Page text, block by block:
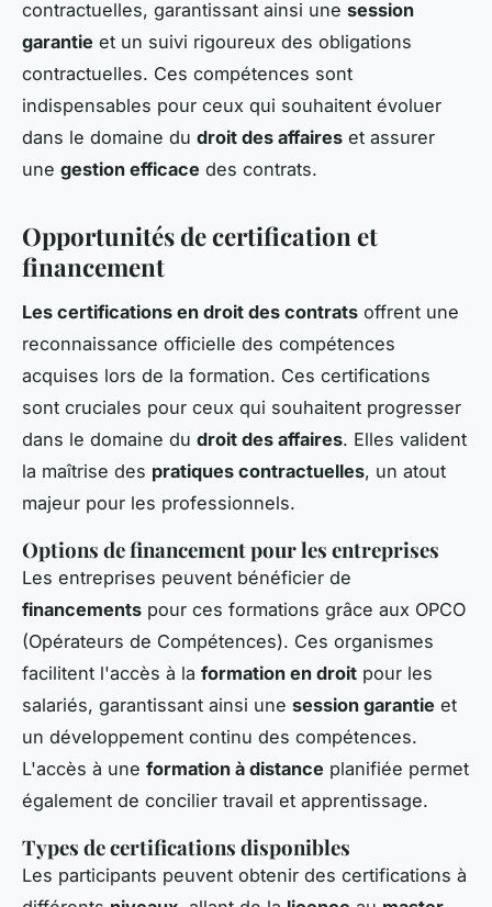
contractuelles, garantissant ainsi une session
garantie et un suivi rigoureux des obligations
contractuelles. Ces compétences sont
indispensables pour ceux qui souhaitent évoluer
dans le domaine du droit des affaires et assurer
une gestion efficace des contrats.
Opportunités de certification et
financement
Les certifications en droit des contrats offrent une
reconnaissance officielle des compétences
acquises lors de la formation. Ces certifications
sont cruciales pour ceux qui souhaitent progresser
dans le domaine du droit des affaires. Elles valident
la maîtrise des pratiques contractuelles, un atout
majeur pour les professionnels.
Options de financement pour les entreprises
Les entreprises peuvent bénéficier de
financements pour ces formations grâce aux OPCO
(Opérateurs de Compétences). Ces organismes
facilitent l'accès à la formation en droit pour les
salariés, garantissant ainsi une session garantie et
un développement continu des compétences.
L'accès à une formation à distance planifiée permet
également de concilier travail et apprentissage.
Types de certifications disponibles
Les participants peuvent obtenir des certifications à